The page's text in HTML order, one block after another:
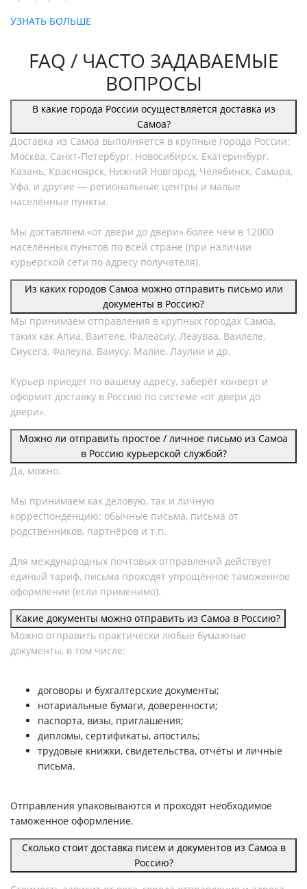
УЗНАТЬ БОЛЬШЕ
FAQ / ЧАСТО ЗАДАВАЕМЫЕ
ВОПРОСЫ
В какие города России осуществляется доставка из
Самоа?
Доставка из Самоа выполняется в крупные города России:
Москва, Санкт-Петербург, Новосибирск, Екатеринбург,
Казань, Красноярск, Нижний Новгород, Челябинск, Самара,
Уфа, и другие — региональные центры и малые
населённые пункты.
Мы доставляем «от двери до двери» более чем в 12000
населённых пунктов по всей стране (при наличии
курьерской сети по адресу получателя).
Из каких городов Самоа можно отправить письмо или
документы в Россию?
Мы принимаем отправления в крупных городах Самоа,
таких как Апиа, Ваителе, Фалеасиу, Леауваа, Ваилеле,
Сиусега, Фалеула, Ваиусу, Малие, Лаулии и др.
Курьер приедет по вашему адресу, заберёт конверт и
оформит доставку в Россию по системе «от двери до
двери».
Можно ли отправить простое / личное письмо из Самоа
в Россию курьерской службой?
Да, можно.
Мы принимаем как деловую, так и личную
корреспонденцию: обычные письма, письма от
родственников, партнёров и т.п.
Для международных почтовых отправлений действует
единый тариф, письма проходят упрощённое таможенное
оформление (если применимо).
Какие документы можно отправить из Самоа в Россию?
Можно отправить практически любые бумажные
документы, в том числе:
договоры и бухгалтерские документы;
нотариальные бумаги, доверенности;
паспорта, визы, приглашения;
дипломы, сертификаты, апостиль;
трудовые книжки, свидетельства, отчёты и личные
письма.
Отправления упаковываются и проходят необходимое
таможенное оформление.
Сколько стоит доставка писем и документов из Самоа в
Россию?